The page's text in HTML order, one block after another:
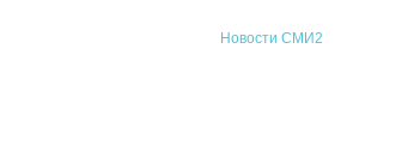
Новости СМИ2